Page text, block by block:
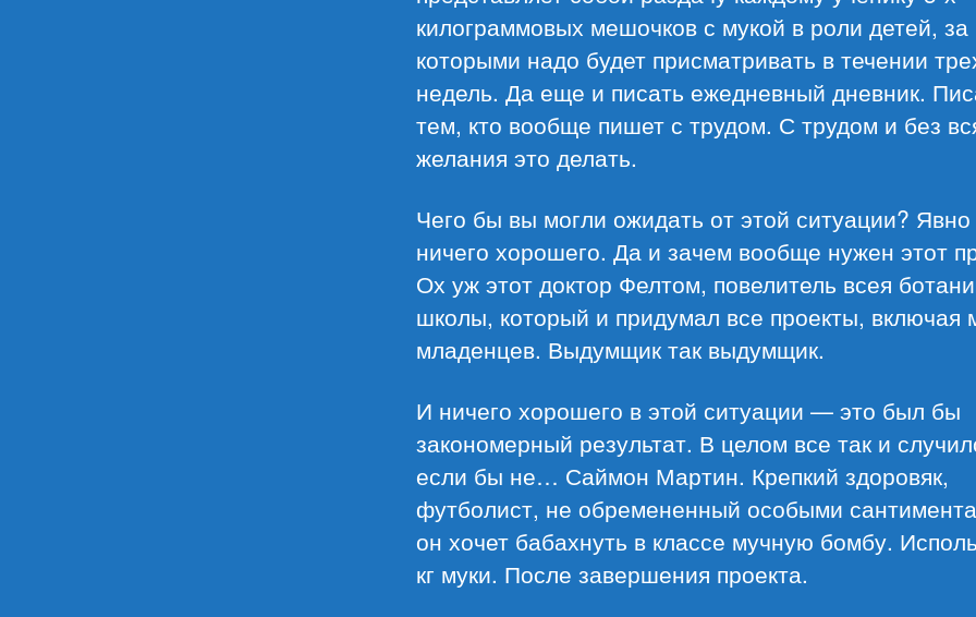
килограммовых мешочков с мукой в роли детей, за
которыми надо будет присматривать в течении
недель. Да еще и писать ежедневный дневник.
тем, кто вообще пишет с трудом. С трудом и без
желания это делать.
Чего бы вы могли ожидать от этой ситуации? Явно
ничего хорошего. Да и зачем вообще нужен этот
Ох уж этот доктор Фелтом, повелитель всея
школы, который и придумал все проекты, включая
младенцев. Выдумщик так выдумщик.
И ничего хорошего в этой ситуации — это был бы
закономерный результат. В целом все так и
если бы не… Саймон Мартин. Крепкий здоровяк,
футболист, не обремененный особыми
он хочет бабахнуть в классе мучную бомбу.
кг муки. После завершения проекта.